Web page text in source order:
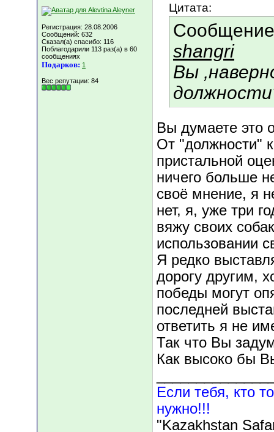
Регистрация: 28.08.2006
Сообщений: 632
Сказал(а) спасибо: 116
Поблагодарили 113 раз(а) в 60
сообщениях
Подарков: 1
Вес репутации: 84
Цитата:
shangri
Вы
Вы думаете это
От "должности"
пристальной
ничего больше
своё мнение, я
нет, я, уже три
вяжу своих
использовании
Я редко
дорогу другим,
победы могут
последней
ответить я не
Так что Вы
Как высоко бы
Если тебя, кто
нужно!!!
"Kazakhstan